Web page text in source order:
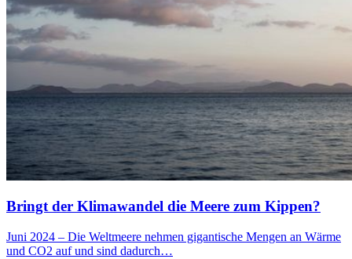
Bringt der Klimawandel die Meere zum Kippen?
Juni 2024 – Die Weltmeere nehmen gigantische Mengen an Wärme
und CO2 auf und sind dadurch…